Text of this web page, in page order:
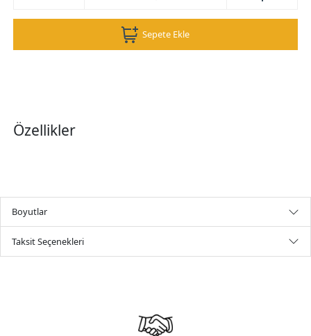
Sepete Ekle
Özellikler
Boyutlar
Taksit Seçenekleri